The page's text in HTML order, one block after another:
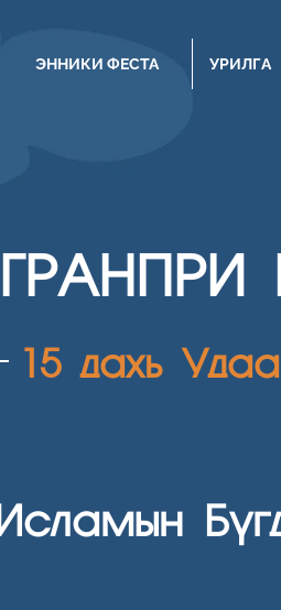
ЭННИКИ ФЕСТА УРИЛГА
ГРАНПРИ
15 дахь
Исламын